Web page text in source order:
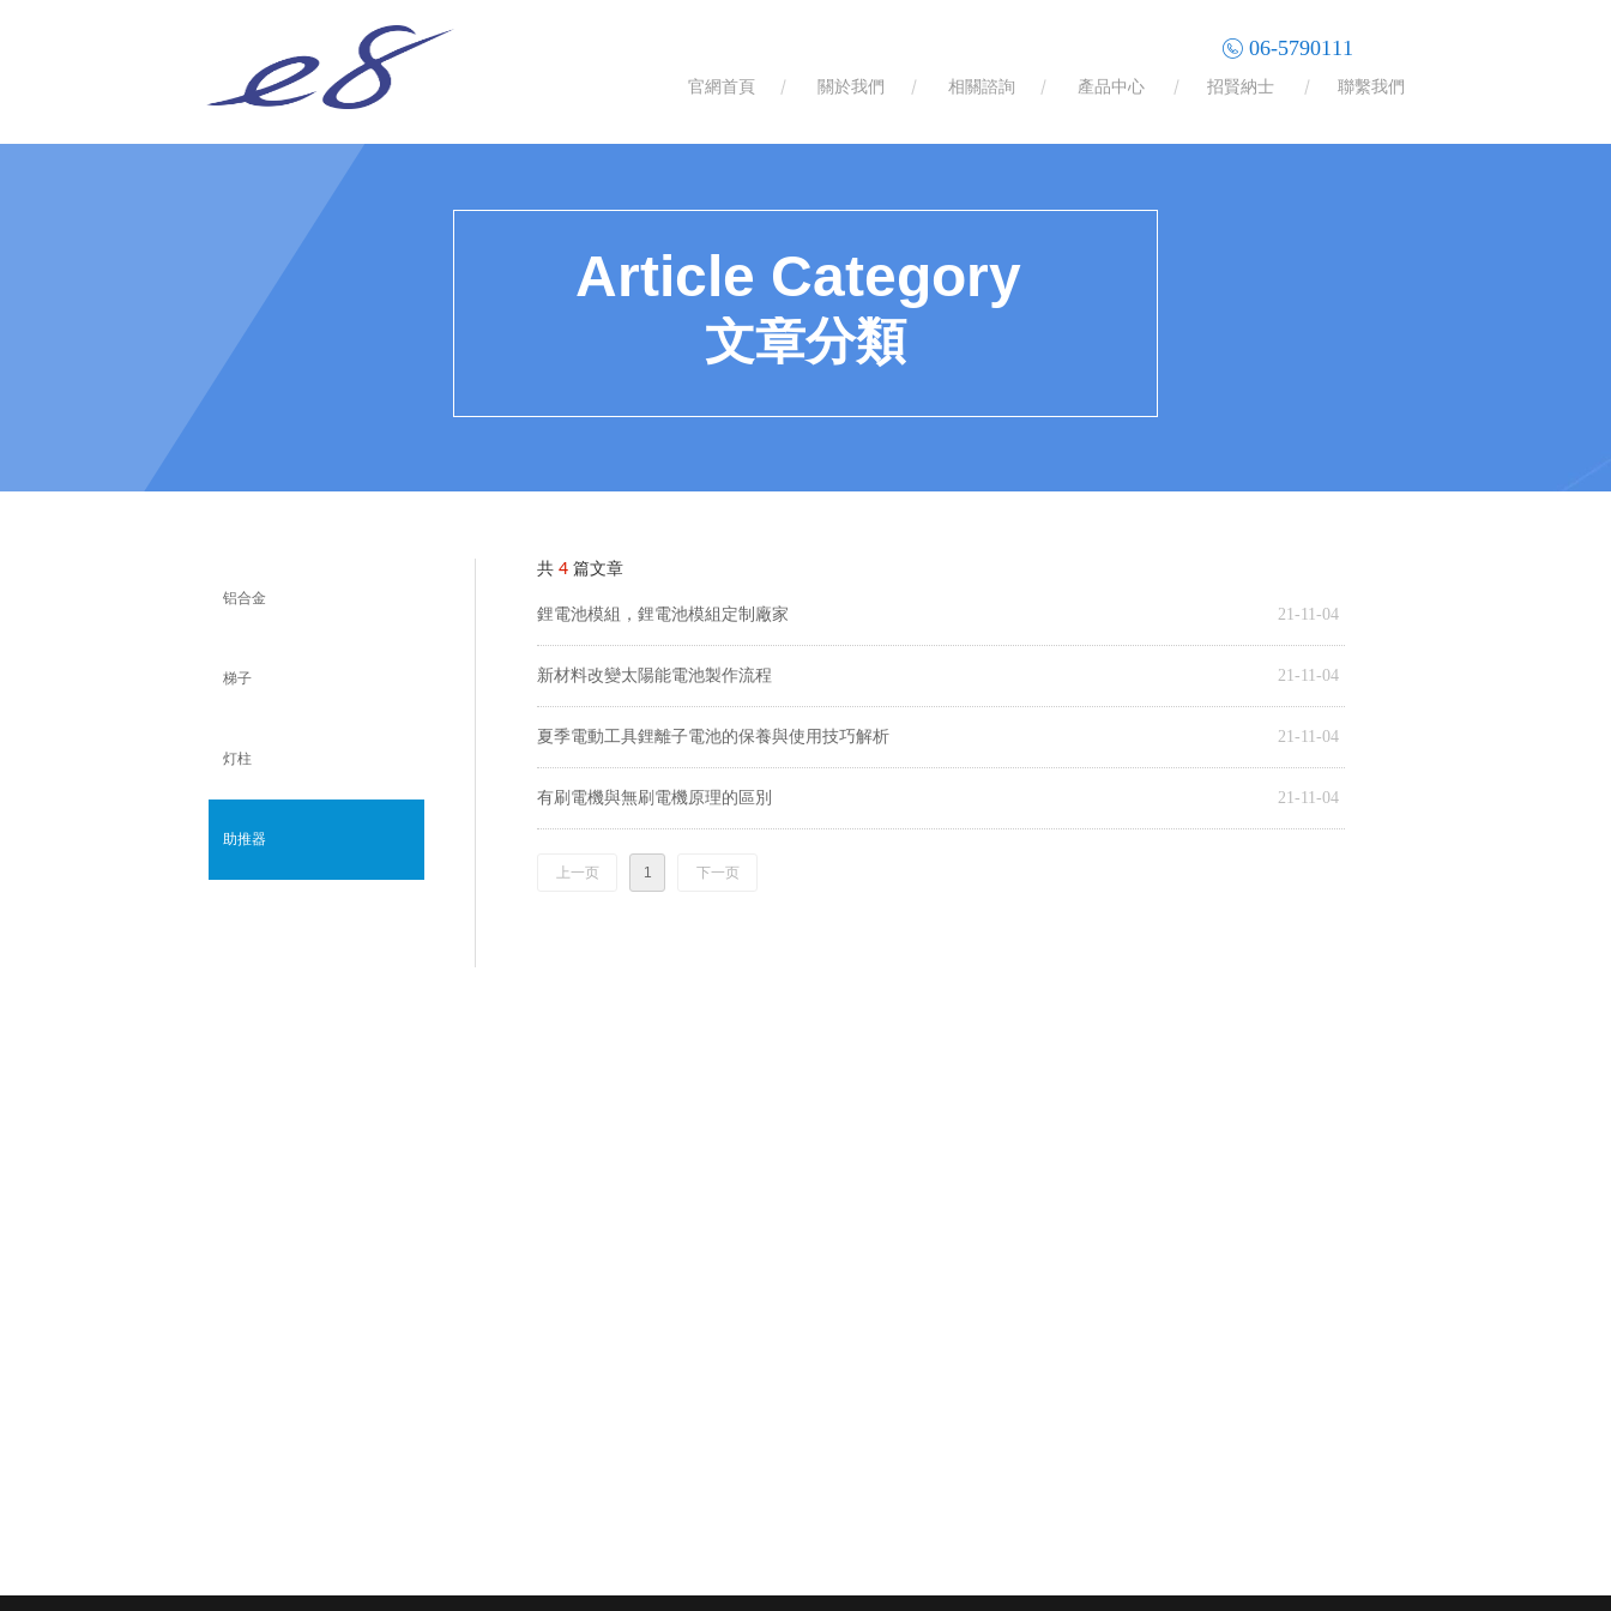
06-5790111
官網首頁 關於我們 相關諮詢 產品中心 招賢納士 聯繫我們
共 4 篇文章
21-11-04
鋰電池模組，鋰電池模組定制廠家
21-11-04
新材料改變太陽能電池製作流程
21-11-04
夏季電動工具鋰離子電池的保養與使用技巧解析
21-11-04
有刷電機與無刷電機原理的區別
上一页 1 下一页
铝合金
梯子
灯柱
助推器
Article Category
文章分類